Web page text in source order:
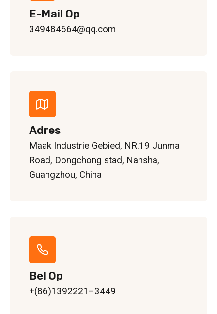
E-Mail Op
349484664@qq.com
Adres
Maak Industrie Gebied, NR.19 Junma
Road, Dongchong stad, Nansha,
Guangzhou, China
Bel Op
+(86)1392221–3449